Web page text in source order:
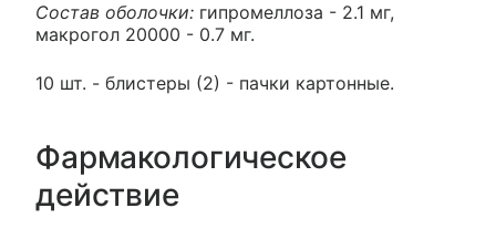
Состав оболочки: гипромеллоза - 2.1 мг,
макрогол 20000 - 0.7 мг.
10 шт. - блистеры (2) - пачки картонные.
Фармакологическое
действие